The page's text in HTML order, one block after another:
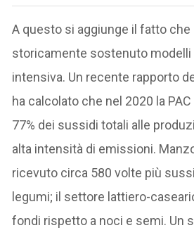
A questo si aggiunge il fatto che
storicamente sostenuto modelli
intensiva. Un recente rapporto
ha calcolato che nel 2020 la
77% dei sussidi totali alle
alta intensità di emissioni.
ricevuto circa 580 volte più
legumi; il settore lattiero-
fondi rispetto a noci e semi. Un